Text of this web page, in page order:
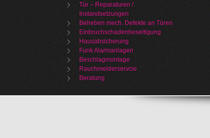
Tür – Reparaturen /
Instandsetzungen
Beheben mech. Defekte an Türen
Einbruchschadenbeseitigung
Hausabsicherung
Funk Alarmanlagen
Beschlagmontage
Rauchmelderservcie
Beratung